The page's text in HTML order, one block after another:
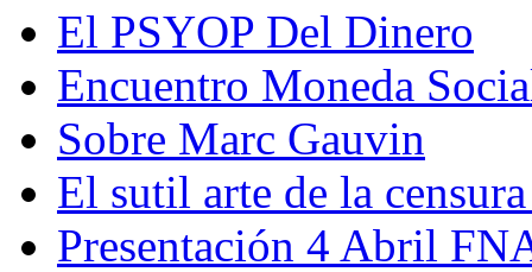
El PSYOP Del Dinero
Encuentro Moneda
Sobre Marc Gauvin
El sutil arte de la
Presentación 4 Abril